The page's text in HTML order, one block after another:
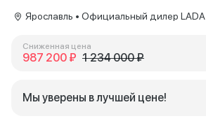
Ярославль • Официальный дилер LADA
Сниженная цена
987 200 ₽ 1 234 000 ₽
Мы уверены в лучшей цене!